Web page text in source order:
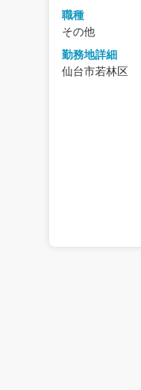
職種
その他
勤務地詳細
仙台市若林区